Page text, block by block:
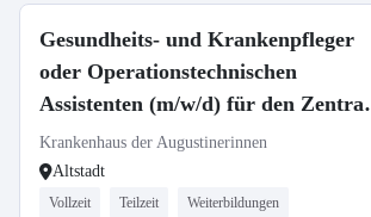
Gesundheits- und Krankenpfleger
oder Operationstechnischen
Assistenten (m/w/d) für den Zentral
OP - Neuaufbau unserer Flexidienste
Krankenhaus der Augustinerinnen
Altstadt
Vollzeit Teilzeit Weiterbildungen